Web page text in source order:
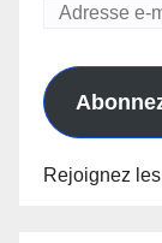
Adresse
mail
Rejoignez